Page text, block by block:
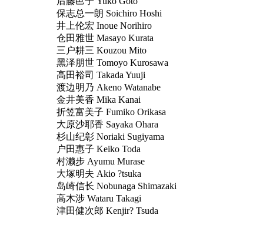
保志总一朗 Soichiro Hoshi
井上伦宏 Inoue Norihiro
仓田雅世 Masayo Kurata
三户耕三 Kouzou Mito
黑泽朋世 Tomoyo Kurosawa
高田裕司 Takada Yuuji
渡边明乃 Akeno Watanabe
金井美香 Mika Kanai
折笠富美子 Fumiko Orikasa
大原沙耶香 Sayaka Ohara
杉山纪彰 Noriaki Sugiyama
户田惠子 Keiko Toda
村濑步 Ayumu Murase
大塚明夫 Akio ?tsuka
岛崎信长 Nobunaga Shimazaki
高木涉 Wataru Takagi
津田健次郎 Kenjir? Tsuda